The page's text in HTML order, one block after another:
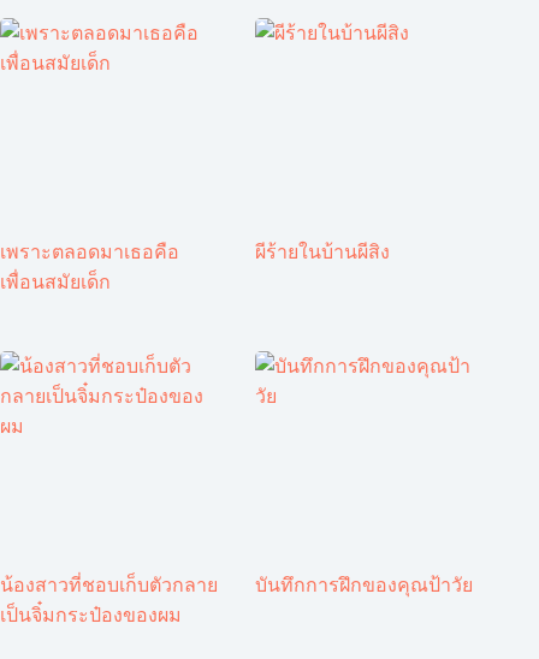
เพราะตลอดมาเธอคือ
เพื่อนสมัยเด็ก
ผีร้ายในบ้านผีสิง
น้องสาวที่ชอบเก็บตัวกลาย
เป็นจิ๋มกระป๋องของผม
บันทึกการฝึกของคุณป้าวัย